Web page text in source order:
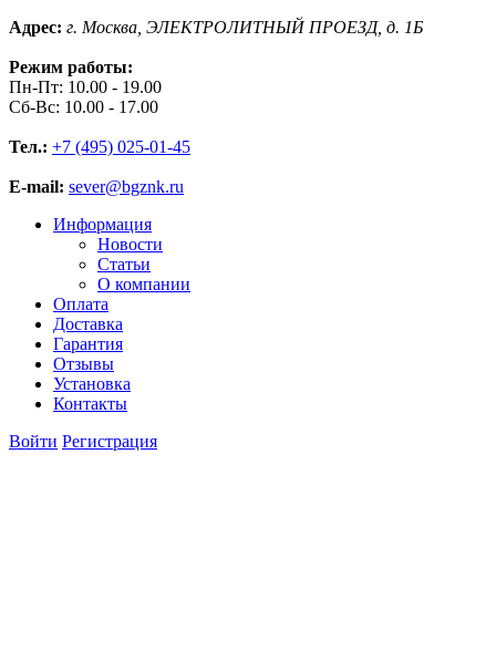
Адрес: г. Москва, ЭЛЕКТРОЛИТНЫЙ ПРОЕЗД, д. 1Б
Режим работы:
Пн-Пт: 10.00 - 19.00
Сб-Вс: 10.00 - 17.00
Тел.: +7 (495) 025-01-45
E-mail: sever@bgznk.ru
Информация
Новости
Статьи
О компании
Оплата
Доставка
Гарантия
Отзывы
Установка
Контакты
Войти Регистрация